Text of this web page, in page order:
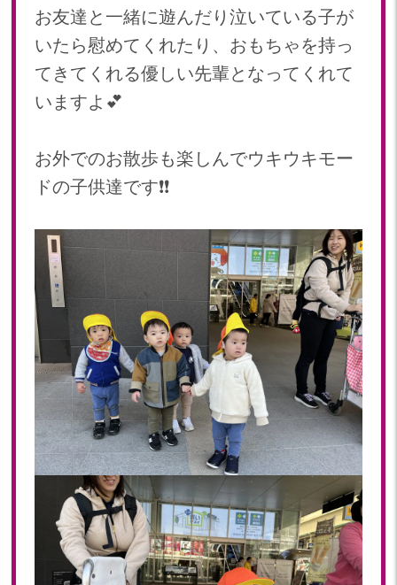
2024年 03月(20)
2024年 02月(19)
2024年 01月(20)
2023
2023年 12月(20)
2023年 10月(21)
2023年 09月(20)
2023年 07月(20)
2023年 06月(22)
2023年 05月(20)
2023年 04月(20)
2023年 03月(22)
2023年 02月(19)
2023年 01月(19)
2022
2022年 12月(20)
2022年 11月(20)
2022年 10月(20)
2022年 09月(20)
2022年 08月(22)
2022年 07月(20)
お友達と一緒に遊んだり泣いている子が
いたら慰めてくれたり、おもちゃを持っ
てきてくれる優しい先輩となってくれて
いますよ💕
お外でのお散歩も楽しんでウキウキモー
ドの子供達です❗️❗️